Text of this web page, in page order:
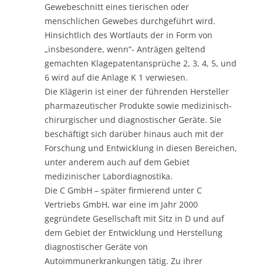
Gewebeschnitt eines tierischen oder
menschlichen Gewebes durchgeführt wird.
Hinsichtlich des Wortlauts der in Form von
„insbesondere, wenn“- Anträgen geltend
gemachten Klagepatentansprüche 2, 3, 4, 5, und
6 wird auf die Anlage K 1 verwiesen.
Die Klägerin ist einer der führenden Hersteller
pharmazeutischer Produkte sowie medizinisch-
chirurgischer und diagnostischer Geräte. Sie
beschäftigt sich darüber hinaus auch mit der
Forschung und Entwicklung in diesen Bereichen,
unter anderem auch auf dem Gebiet
medizinischer Labordiagnostika.
Die C GmbH – später firmierend unter C
Vertriebs GmbH, war eine im Jahr 2000
gegründete Gesellschaft mit Sitz in D und auf
dem Gebiet der Entwicklung und Herstellung
diagnostischer Geräte von
Autoimmunerkrankungen tätig. Zu ihrer